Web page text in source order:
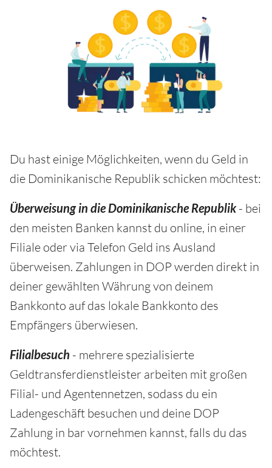
Du hast einige Möglichkeiten, wenn du Geld in
die Dominikanische Republik schicken möchtest:
Überweisung in die Dominikanische Republik- bei
den meisten Banken kannst du online, in einer
Filiale oder via Telefon Geld ins Ausland
überweisen. Zahlungen in DOP werden direkt in
deiner gewählten Währung von deinem
Bankkonto auf das lokale Bankkonto des
Empfängers überwiesen.
Filialbesuch - mehrere spezialisierte
Geldtransferdienstleister arbeiten mit großen
Filial- und Agentennetzen, sodass du ein
Ladengeschäft besuchen und deine DOP
Zahlung in bar vornehmen kannst, falls du das
möchtest.